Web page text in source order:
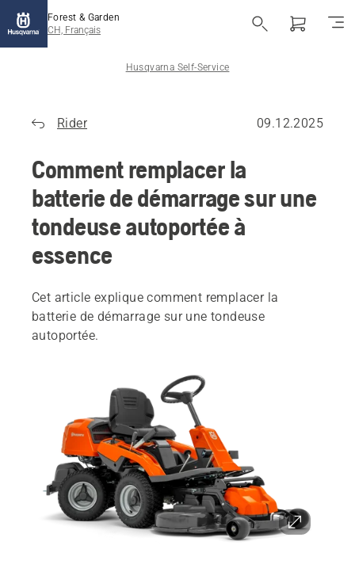
Forest & Garden
CH, Français
Husqvarna Self-Service
Rider 09.12.2025
Comment remplacer la
batterie de démarrage sur une
tondeuse autoportée à
essence
Cet article explique comment remplacer la
batterie de démarrage sur une tondeuse
autoportée.